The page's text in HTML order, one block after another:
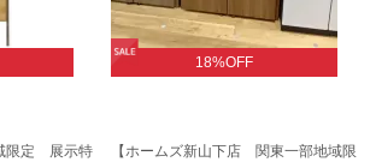
限定 展示特
18%OFF
【ホームズ新山下店 関東一部地域限